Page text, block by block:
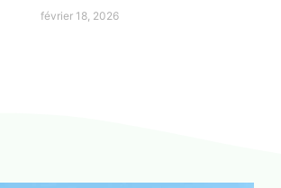
février 18, 2026